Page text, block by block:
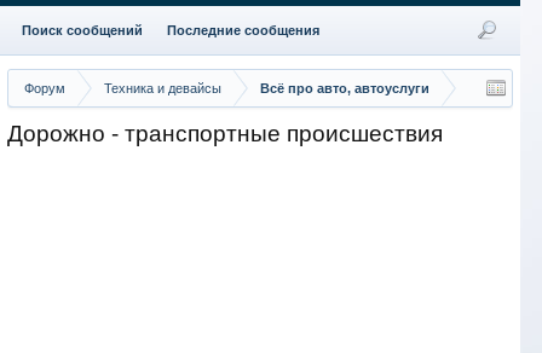
Форум Техника и девайсы Всё про авто, автоуслуги
Дорожно - транспортные происшествия
Поиск сообщений Последние сообщения